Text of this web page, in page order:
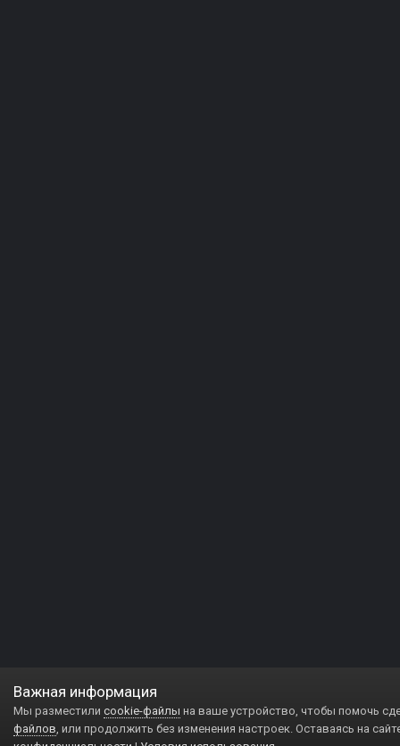
Важная информация
Мы разместили cookie-файлы на ваше устройство, чтобы помочь
файлов, или продолжить без изменения настроек. Оставаясь на